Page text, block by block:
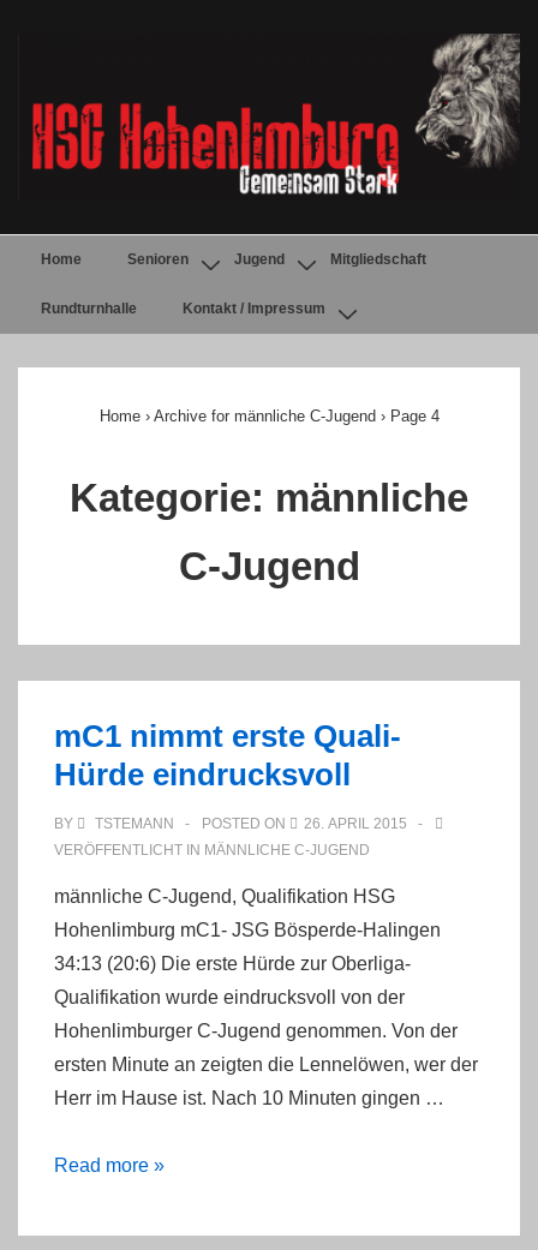
Main
Navigation
Home Senioren Jugend Mitgliedschaft
Rundturnhalle Kontakt / Impressum
Home › Archive for männliche C-Jugend ›Page 4
Kategorie: männliche
C-Jugend
mC1 nimmt erste Quali-
Hürde eindrucksvoll
BY TSTEMANN POSTED ON
26. APRIL 2015
VERÖFFENTLICHT IN MÄNNLICHE C-JUGEND
männliche C-Jugend, Qualifikation HSG
Hohenlimburg mC1- JSG Bösperde-Halingen
34:13 (20:6) Die erste Hürde zur Oberliga-
Qualifikation wurde eindrucksvoll von der
Hohenlimburger C-Jugend genommen. Von der
ersten Minute an zeigten die Lennelöwen, wer der
Herr im Hause ist. Nach 10 Minuten gingen …
mC1
erste
Read more »